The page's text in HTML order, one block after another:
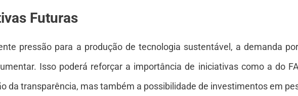
Futuras
pressão para a produção de tecnologia sustentável, a demanda
Isso poderá reforçar a importância de iniciativas como a do
da transparência, mas também a possibilidade de investimentos em